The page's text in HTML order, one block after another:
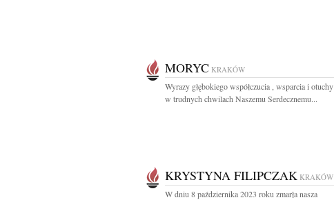
MORYC KRAKÓW
Wyrazy głębokiego współczucia , wsparcia i otuchy
w trudnych chwilach Naszemu Serdecznemu...
KRYSTYNA FILIPCZAK KRAKÓW
W dniu 8 października 2023 roku zmarła nasza